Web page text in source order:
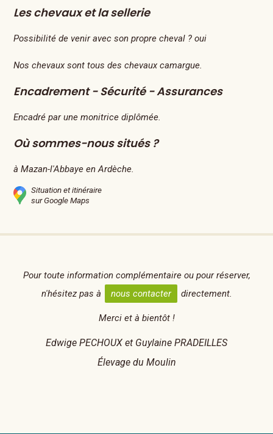
Les chevaux et la sellerie
Possibilité de venir avec son propre cheval ? oui
Nos chevaux sont tous des chevaux camargue.
Encadrement - Sécurité - Assurances
Encadré par une monitrice diplômée.
Où sommes-nous situés ?
à Mazan-l'Abbaye en Ardèche.
Situation et itinéraire
sur Google Maps
Pour toute information complémentaire ou pour réserver,
n'hésitez pas à
nous contacter directement.
Merci et à bientôt !
Edwige PECHOUX et Guylaine PRADEILLES
Élevage du Moulin